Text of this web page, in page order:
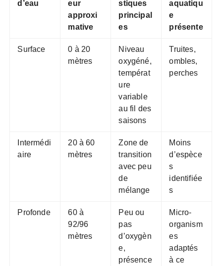
d’eau
eur
approxi
mative
stiques
principal
es
aquatiqu
e
présente
Surface
0 à 20
mètres
Niveau
oxygéné,
températ
ure
variable
au fil des
saisons
Truites,
ombles,
perches
Intermédi
aire
20 à 60
mètres
Zone de
transition
avec peu
de
mélange
Moins
d’espèce
s
identifiée
s
Profonde
60 à
92/96
mètres
Peu ou
pas
d’oxygèn
e,
présence
Micro-
organism
es
adaptés
à ce